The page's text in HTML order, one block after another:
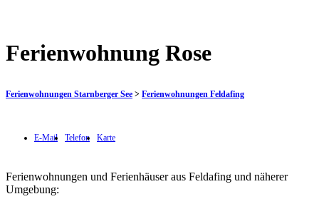
Ferienwohnung Rose
Ferienwohnungen Starnberger See > Ferienwohnungen Feldafing
E-Mail Telefon Karte
Ferienwohnungen und Ferienhäuser aus Feldafing und näherer
Umgebung: